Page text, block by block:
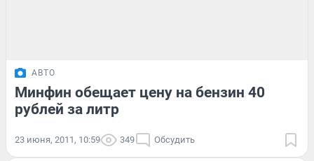
АВТО
Минфин обещает цену на бензин 40
рублей за литр
23 июня, 2011, 10:59 349 Обсудить